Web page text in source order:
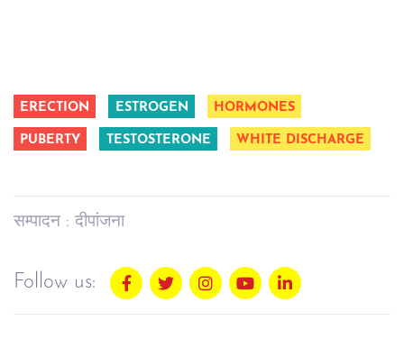
ERECTION ESTROGEN HORMONES
PUBERTY TESTOSTERONE WHITE DISCHARGE
सम्पादन : दीपांजना
Follow us: